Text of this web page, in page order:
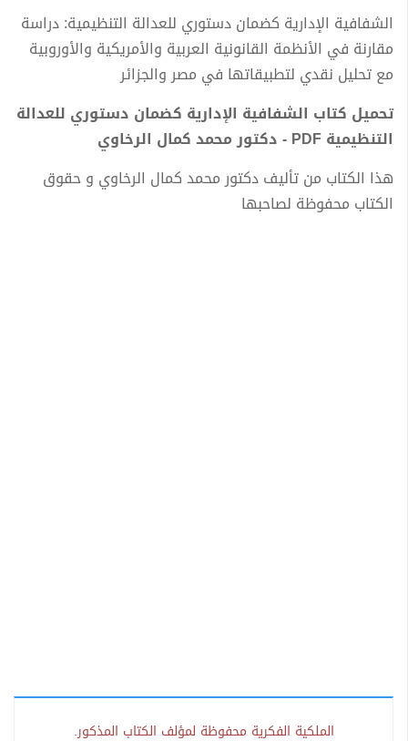
الشفافية الإدارية كضمان دستوري للعدالة التنظيمية: دراسة
مقارنة في الأنظمة القانونية العربية والأمريكية والأوروبية
مع تحليل نقدي لتطبيقاتها في مصر والجزائر
تحميل كتاب الشفافية الإدارية كضمان دستوري للعدالة
التنظيمية PDF - دكتور محمد كمال الرخاوي
هذا الكتاب من تأليف دكتور محمد كمال الرخاوي و حقوق
الكتاب محفوظة لصاحبها
الملكية الفكرية محفوظة لمؤلف الكتاب المذكور.